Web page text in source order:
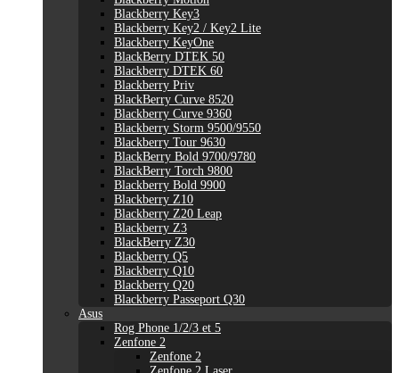
Blackberry Key3
Blackberry Key2 / Key2 Lite
Blackberry KeyOne
BlackBerry DTEK 50
Blackberry DTEK 60
Blackberry Priv
BlackBerry Curve 8520
Blackberry Curve 9360
Blackberry Storm 9500/9550
Blackberry Tour 9630
BlackBerry Bold 9700/9780
BlackBerry Torch 9800
Blackberry Bold 9900
Blackberry Z10
Blackberry Z20 Leap
Blackberry Z3
BlackBerry Z30
Blackberry Q5
Blackberry Q10
Blackberry Q20
Blackberry Passeport Q30
Asus
Rog Phone 1/2/3 et 5
Zenfone 2
Zenfone 2